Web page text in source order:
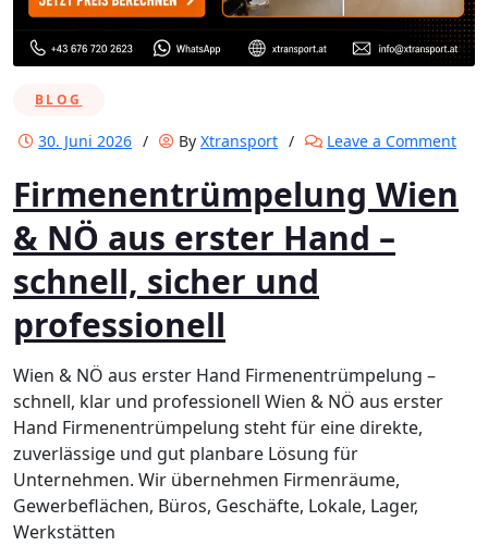
BLOG
30. Juni 2026 / By Xtransport / Leave a Commenton
&
Firmenentrümpelung Wien
& NÖ aus erster Hand –
schnell, sicher und
professionell
Wien & NÖ aus erster Hand Firmenentrümpelung –
schnell, klar und professionell Wien & NÖ aus erster
Hand Firmenentrümpelung steht für eine direkte,
zuverlässige und gut planbare Lösung für
Unternehmen. Wir übernehmen Firmenräume,
Gewerbeflächen, Büros, Geschäfte, Lokale, Lager,
Werkstätten